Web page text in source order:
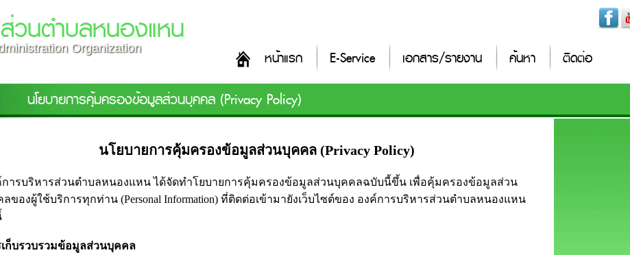
วนตำบลหนองแหน
Organization
หน้าแรก E-Service เอกสาร/รายงาน ค้นหา ติดต่อ
นโยบายการคุ้มครองข้อมูลส่วนบุคคล (Privacy Policy)
นโยบายการคุ้มครองข้อมูลส่วนบุคคล (Privacy Policy)
การบริหารส่วนตำบลหนองแหน ได้จัดทำโยบายการคุ้มครองข้อมูลส่วนบุคคลฉบับนี้ขึ้น เพื่อคุ้มครองข้อมูลส่วน
ของผู้ใช้บริการทุกท่าน (Personal Information) ที่ติดต่อเข้ามายังเว็บไซต์ของ องค์การบริหารส่วนตำบลหนองแหน
เก็บรวบรวมข้อมูลส่วนบุคคล